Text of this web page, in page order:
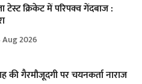
टेस्ट क्रिकेट में परिपक्व गेंदबाज :
2026
की गैरमौजूदगी पर चयनकर्ता नाराज